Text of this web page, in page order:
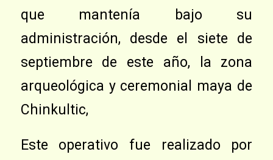
que mantenía bajo su
administración, desde el siete de
septiembre de este año, la zona
arqueológica y ceremonial maya de
Chinkultic,
Este operativo fue realizado por